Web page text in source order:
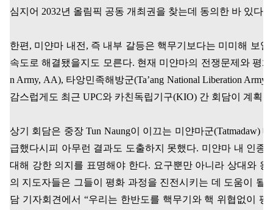
심지어 2032년 올림픽 공동 개최권을 찾는데 동의한 바 있다
한편 , 미얀마 내전 , 즉 내부 갈등은 핵무기보다는 미미해 보일
속도로 해결됐을지도 모른다. 현재 미얀마의 전쟁문제와 평
n Army, AA), 타앙민족해방군(Ta’ang National Liberation
감스럽게도 최근 UPC와 카친독립기구(KIO) 간 회담이 계획
상기 회담은 중장Tun Naung이 이끄는 미얀마군(Tatmadaw)
급했다시피 아무런 결과도 도출하지 못했다. 미얀마 내 인종
대해 강한 의지를 표명해야 한다. 요구뿐만 아니라 상대와
의 지도자들은 그들이 평화 과정을 진전시키는 데 도움이 될
담 기자회견에서 “우리는 한반도를 핵무기와 핵 위협없이